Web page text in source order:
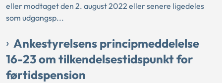
eller modtaget den 2. august 2022 eller senere ligedeles
som udgangsp...
Ankestyrelsens principmeddelelse
16-23 om tilkendelsestidspunkt for
førtidspension